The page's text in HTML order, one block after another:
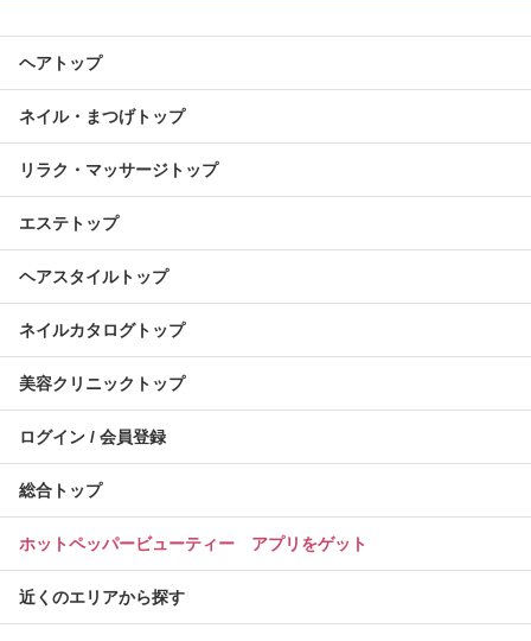
ヘアトップ
ネイル・まつげトップ
リラク・マッサージトップ
エステトップ
ヘアスタイルトップ
ネイルカタログトップ
美容クリニックトップ
ログイン / 会員登録
総合トップ
ホットペッパービューティー アプリをゲット
近くのエリアから探す